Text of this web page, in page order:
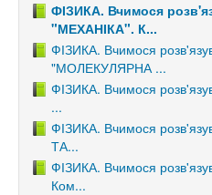
ФІЗИКА. Вчимося
"МЕХАНІКА". К...
ФІЗИКА. Вчимося
"МОЛЕКУЛЯРНА ...
ФІЗИКА. Вчимося
...
ФІЗИКА. Вчимося
ТА...
ФІЗИКА. Вчимося
Ком...